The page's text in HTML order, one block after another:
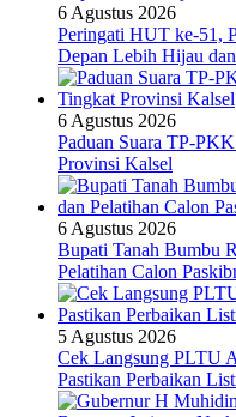
6 Agustus 2026
Peringati HUT ke-51,
Depan Lebih Hijau
6 Agustus 2026
Paduan Suara TP-
Provinsi Kalsel
6 Agustus 2026
Bupati Tanah Bumbu
Pelatihan Calon
5 Agustus 2026
Cek Langsung PLTU
Pastikan Perbaikan